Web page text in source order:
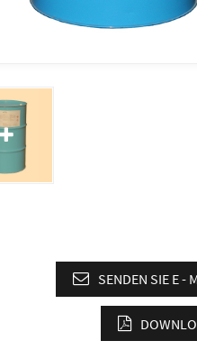
SENDEN SIE E -